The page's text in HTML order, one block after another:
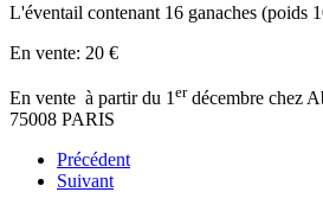
L'éventail contenant 16 ganaches (poids
En vente: 20 €
En vente à partir du 1 erdécembre chez
75008 PARIS
Précédent
Suivant